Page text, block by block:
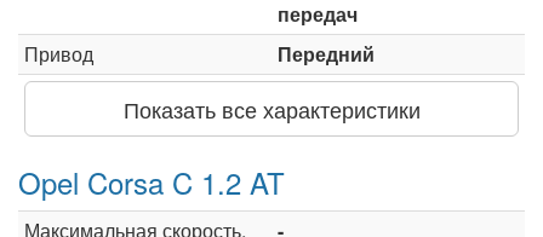
передач
Привод
Передний
Показать все характеристики
Opel Corsa C 1.2 AT
Максимальная скорость, -